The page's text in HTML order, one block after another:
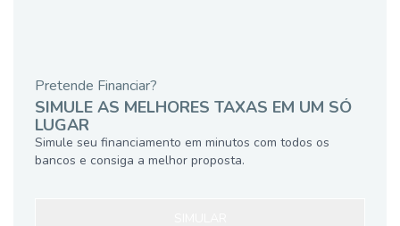
Pretende Financiar?
SIMULE AS MELHORES TAXAS EM UM SÓ
LUGAR
Simule seu financiamento em minutos com todos os
bancos e consiga a melhor proposta.